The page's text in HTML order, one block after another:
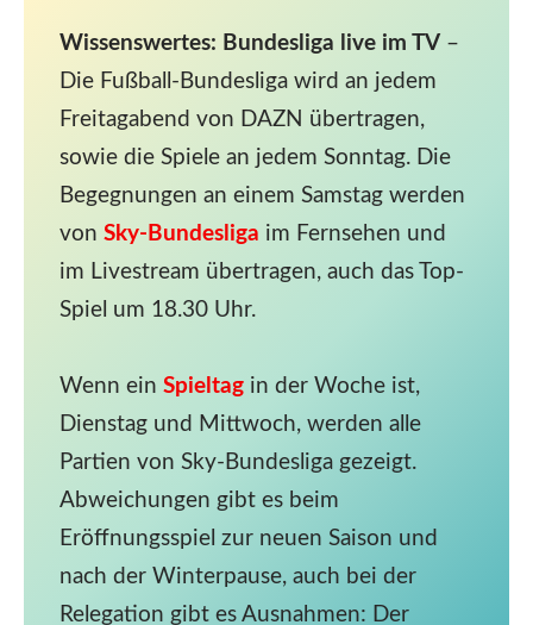
Wissenswertes: Bundesliga live im TV –
Die Fußball-Bundesliga wird an jedem
Freitagabend von DAZN übertragen,
sowie die Spiele an jedem Sonntag. Die
Begegnungen an einem Samstag werden
von Sky-Bundesliga im Fernsehen und
im Livestream übertragen, auch das Top-
Spiel um 18.30 Uhr.
Wenn ein Spieltag in der Woche ist,
Dienstag und Mittwoch, werden alle
Partien von Sky-Bundesliga gezeigt.
Abweichungen gibt es beim
Eröffnungsspiel zur neuen Saison und
nach der Winterpause, auch bei der
Relegation gibt es Ausnahmen: Der